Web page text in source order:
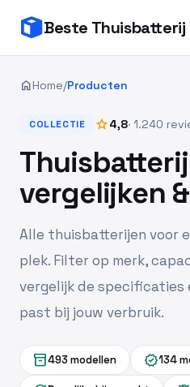
Beste Thuisbatterij
homeHome/Producten
COLLECTIE star4,8· 1.240
vergelijken
Alle thuisbatterijen voor
plek. Filter op merk,
vergelijk de specificaties
past bij jouw verbruik.
inventory_2493 modellen verified134